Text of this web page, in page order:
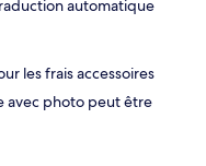
automatique
les frais accessoires
avec photo peut être